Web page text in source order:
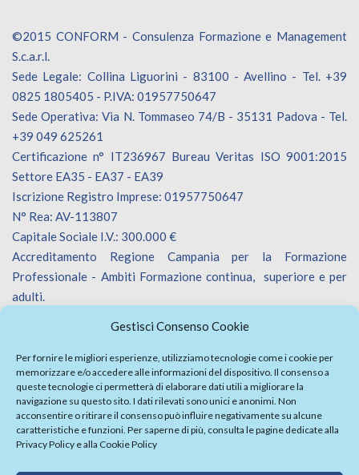
Gestisci Consenso Cookie
Per fornire le migliori esperienze, utilizziamo tecnologie come i cookie per
memorizzare e/o accedere alle informazioni del dispositivo. Il consenso a
queste tecnologie ci permetterà di elaborare dati utili a migliorare la
navigazione su questo sito. I dati rilevati sono unici e anonimi. Non
acconsentire o ritirare il consenso può influire negativamente su alcune
caratteristiche e funzioni. Per saperne di più, consulta le pagine dedicate alla
Privacy Policy e alla Cookie Policy
©2015 CONFORM - Consulenza Formazione e Management
S.c.a.r.l.
Sede Legale: Collina Liguorini - 83100 - Avellino - Tel. +39
0825 1805405 - P.IVA: 01957750647
Sede Operativa: Via N. Tommaseo 74/B - 35131 Padova - Tel.
+39 049 625261
Certificazione n° IT236967 Bureau Veritas ISO 9001:2015
Settore EA35 - EA37 - EA39
Iscrizione Registro Imprese: 01957750647
N° Rea: AV-113807
Capitale Sociale I.V.: 300.000 €
Accreditamento Regione Campania per la Formazione
Professionale - Ambiti Formazione continua, superiore e per
adulti.
Iscrizione Catalogo Fornitori Innoveneto.
Firma Elettronica Avanzata